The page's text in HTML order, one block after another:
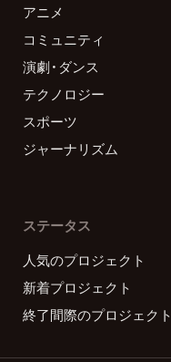
アニメ
コミュニティ
演劇・ダンス
テクノロジー
スポーツ
ジャーナリズム
ステータス
人気のプロジェクト
新着プロジェクト
終了間際のプロジェクト